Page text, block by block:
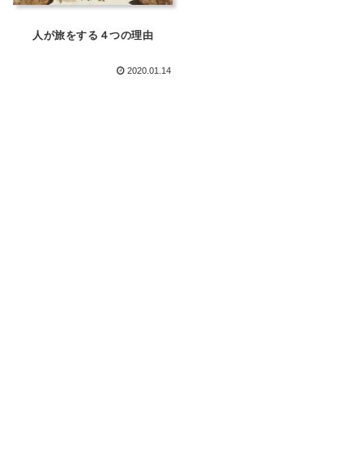
人が旅をする４つの理由
2020.01.14